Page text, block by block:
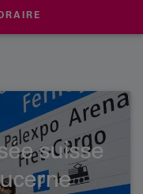
suisse